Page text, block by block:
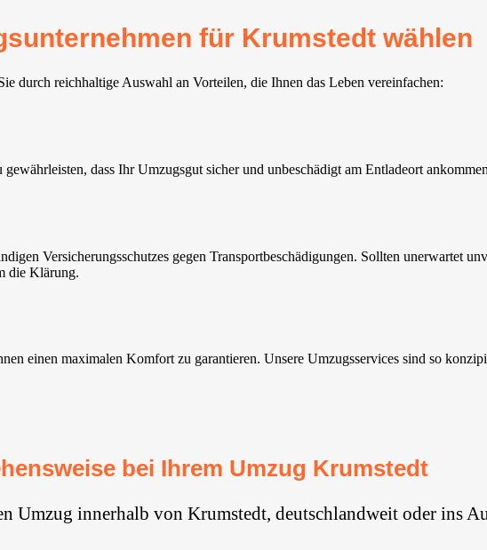
für Krumstedt wählen
durch reichhaltige Auswahl an Vorteilen, die Ihnen das Leben vereinfachen:
dass Ihr Umzugsgut sicher und unbeschädigt am Entladeort
Versicherungsschutzes gegen Transportbeschädigungen. Sollten unerwartet
die Klärung.
einen maximalen Komfort zu garantieren. Unsere Umzugsservices sind so
bei Ihrem Umzug Krumstedt
Umzug innerhalb von Krumstedt, deutschlandweit oder ins